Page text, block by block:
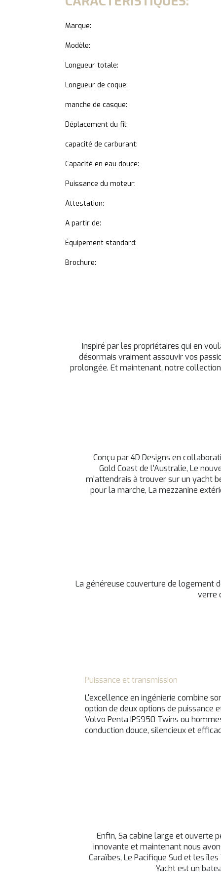
Marque:
Modèle:
Longueur totale:
Longueur de coque:
manche de casque:
Déplacement du fil:
capacité de carburant:
Capacité en eau douce:
Puissance du moteur:
Attestation:
A partir de:
Équipement standard:
Brochure:
Inspiré par les propriétaires qui en
désormais vraiment assouvir vos
prolongée. Et maintenant, notre
Conçu par 4D Designs en
Gold Coast de l'Australie, Le
m'attendrais à trouver sur un yacht
pour la marche, La mezzanine
La généreuse couverture de logement
verre
Puissance et transmission
L'excellence en ingénierie combine
option de deux options de puissance
Volvo Penta IPS950 Twins ou
conduction douce, silencieux et
Enfin, Sa cabine large et ouverte
innovante et maintenant nous
Caraïbes, Le Pacifique Sud et les
Yacht est un